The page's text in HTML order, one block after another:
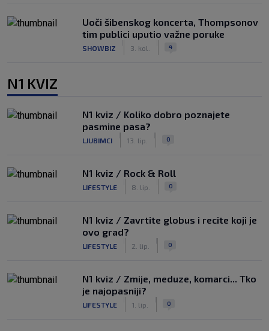
Uoči šibenskog koncerta, Thompsonov
tim publici uputio važne poruke
SHOWBIZ 3. kol. 4
N1 KVIZ
N1 kviz / Koliko dobro poznajete
pasmine pasa?
LJUBIMCI 13. lip. 0
N1 kviz / Rock & Roll
LIFESTYLE 8. lip. 0
N1 kviz / Zavrtite globus i recite koji je
ovo grad?
LIFESTYLE 2. lip. 0
N1 kviz / Zmije, meduze, komarci... Tko
je najopasniji?
LIFESTYLE 1. lip. 0